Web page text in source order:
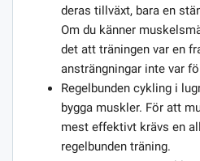
deras tillväxt, bara en
Om du känner
det att träningen var en
ansträngningar inte var
Regelbunden cykling i
bygga muskler. För att
mest effektivt krävs en
regelbunden träning.